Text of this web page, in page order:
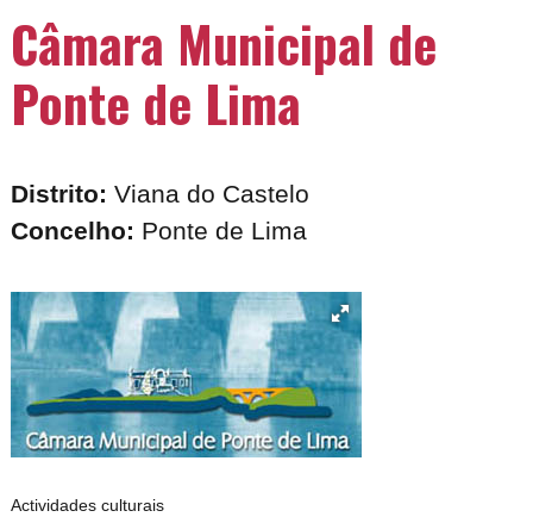
Câmara Municipal de
Ponte de Lima
Distrito:Viana do Castelo
Concelho: Ponte de Lima
Actividades culturais